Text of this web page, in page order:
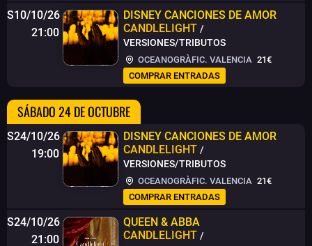
S10/10/26
21:00
DISNEY CANCIONES DE AMOR
CANDLELIGHT /
VERSIONES/TRIBUTOS
OCEANOGRÀFIC. VALENCIA 21€
COMPRAR ENTRADAS
SÁBADO 24 DE OCTUBRE
S24/10/26
19:00
DISNEY CANCIONES DE AMOR
CANDLELIGHT /
VERSIONES/TRIBUTOS
OCEANOGRÀFIC. VALENCIA 21€
COMPRAR ENTRADAS
S24/10/26
21:00
QUEEN & ABBA
CANDLELIGHT /